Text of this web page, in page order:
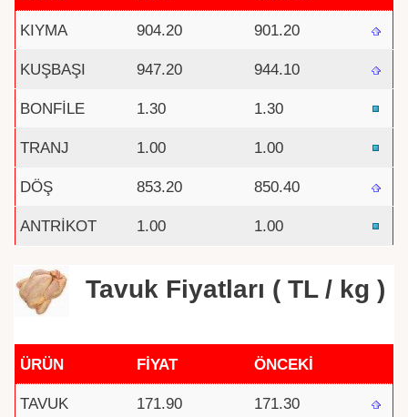
KIYMA 904.20 901.20
KUŞBAŞI 947.20 944.10
BONFİLE 1.30 1.30
TRANJ 1.00 1.00
DÖŞ 853.20 850.40
ANTRİKOT 1.00 1.00
Tavuk Fiyatları ( TL / kg )
ÜRÜN FİYAT ÖNCEKİ
TAVUK 171.90 171.30